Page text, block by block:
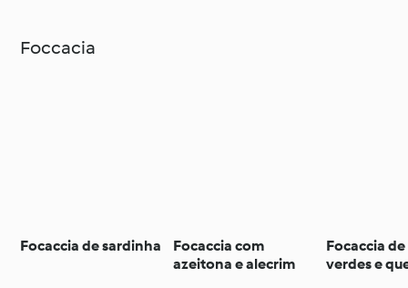
Foccacia
Focaccia de sardinha
Focaccia com
azeitona e alecrim
Focaccia
verdes e